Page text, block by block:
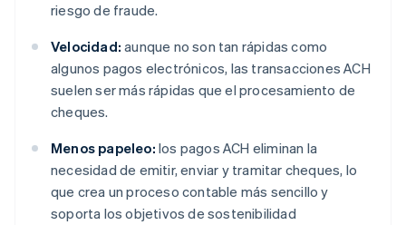
riesgo de fraude.
Velocidad: aunque no son tan rápidas como
algunos pagos electrónicos, las transacciones ACH
suelen ser más rápidas que el procesamiento de
cheques.
Menos papeleo: los pagos ACH eliminan la
necesidad de emitir, enviar y tramitar cheques, lo
que crea un proceso contable más sencillo y
soporta los objetivos de sostenibilidad